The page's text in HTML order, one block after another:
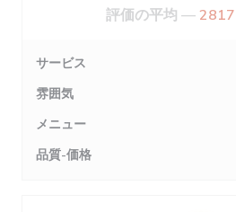
評価の平均 —
サービス
雰囲気
メニュー
品質-価格